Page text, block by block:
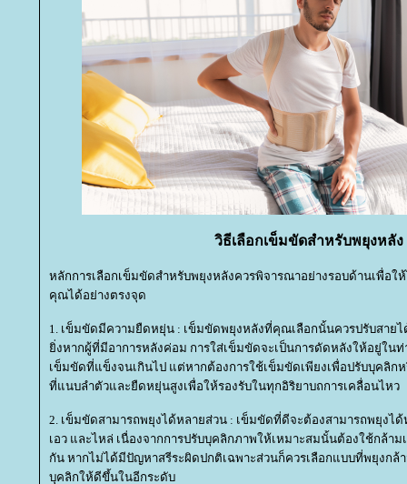
วิธีเลือกเข็มขัดสำหรับพยุงหลัง
หลักการเลือกเข็มขัดสำหรับพยุงหลังควรพิจารณาอย่างรอบด้านเพื่อ
คุณได้อย่างตรงจุด
1. เข็มขัดมีความยืดหยุ่น : เข็มขัดพยุงหลังที่คุณเลือกนั้นควรปรับสายไ
งหากผู้ที่มีอาการหลังค่อม การใส่เข็มขัดจะเป็นการดัดหลังให้อยู่ในท่
เข็มขัดที่แข็งจนเกินไป แต่หากต้องการใช้เข็มขัดเพียงเพื่อปรับบุคลิก
ที่แนบลำตัวและยืดหยุ่นสูงเพื่อให้รองรับในทุกอิริยาบถการเคลื่อนไหว
2. เข็มขัดสามารถพยุงได้หลายส่วน : เข็มขัดที่ดีจะต้องสามารถพยุงไ
เอว และไหล่ เนื่องจากการปรับบุคลิกภาพให้เหมาะสมนั้นต้องใช้กล้า
กัน หากไม่ได้มีปัญหาสรีระผิดปกติเฉพาะส่วนก็ควรเลือกแบบที่พยุงกล้
บุคลิกให้ดีขึ้นในอีกระดับ